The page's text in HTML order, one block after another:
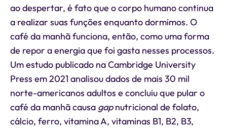
ao despertar, é fato que o corpo humano continua
a realizar suas funções enquanto dormimos. O
café da manhã funciona, então, como uma forma
de repor a energia que foi gasta nesses processos.
Um estudo publicado na Cambridge University
Press em 2021 analisou dados de mais 30 mil
norte-americanos adultos e concluiu que pular o
café da manhã causa gapnutricional de folato,
cálcio, ferro, vitamina A, vitaminas B1, B2, B3,